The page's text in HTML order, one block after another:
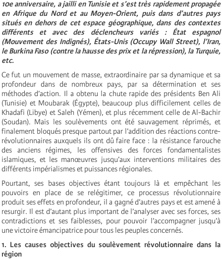
10e anniversaire, a jaillien Tunisie et s’est très rapidement propagée
en Afrique du Nord et au Moyen-Orient, puis dans d’autres pays
situés en dehors de cet espace géographique, dans des contextes
différents et avec des déclencheurs variés : État espagnol
(Mouvement des Indignés), États-Unis (Occupy Wall Street), l’Iran,
le Burkina Faso (contre la hausse des prix et la répression), la Turquie,
etc.
Ce fut un mouvement de masse, extraordinaire par sa dynamique et sa
profondeur dans de nombreux pays, par sa détermination et ses
méthodes d’action. Il a obtenu la chute rapide des présidents Ben Ali
(Tunisie) et Moubarak (Égypte), beaucoup plus difficilement celles de
Khadafi (Libye) et Saleh (Yémen), et plus récemment celle de Al-Bachir
(Soudan). Mais les soulèvements ont été sauvagement réprimés, et
finalement bloqués presque partout par l’addition des réactions contre-
révolutionnaires auxquels ils ont dû faire face : la résistance farouche
des anciens régimes, les offensives des forces fondamentalistes
islamiques, et les manœuvres jusqu’aux interventions militaires des
différents impérialismes et puissances régionales.
Pourtant, ses bases objectives étant toujours là et empêchant les
pouvoirs en place de se relégitimer, ce processus révolutionnaire
produit ses effets en profondeur, il a gagné d’autres pays et est amené à
resurgir. Il est d’autant plus important de l’analyser avec ses forces, ses
contradictions et ses faiblesses, pour pouvoir l’accompagner jusqu’à
une victoire émancipatrice pour tous les peuples concernés.
1. Les causes objectives du soulèvement révolutionnaire dans la
région